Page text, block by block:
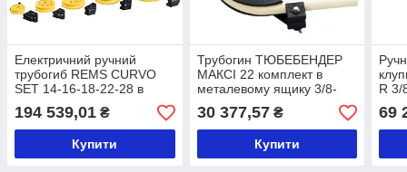
Електричний ручний
трубогиб REMS CURVO
SET 14-16-18-22-28 в
сталевому ящику
194 539,01 ₴
Купити
Трубогин ТЮБЕБЕНДЕР
МАКСІ 22 комплект в
металевому ящику 3/8-
1/2-5/8-3/4-7/8" 2011
Rothenberger
30 377,57₴
Купити
R 3/
69